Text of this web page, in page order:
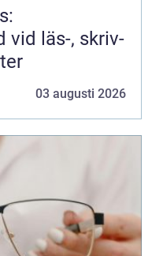
vid läs-, skriv-
03 augusti 2026